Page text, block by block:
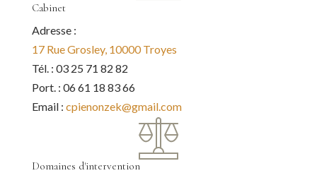
Cabinet
Adresse :
17 Rue Grosley, 10000 Troyes
Tél. : 03 25 71 82 82
Port. : 06 61 18 83 66
Email : cpienonzek@gmail.com
Domaines d'intervention